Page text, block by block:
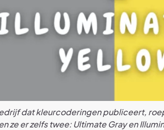
dat kleurcoderingen publiceert,
ze er zelfs twee: Ultimate Gray en